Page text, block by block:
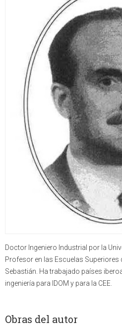
Doctor Ingeniero Industrial por la
Profesor en las Escuelas Superiores
Sebastián. Ha trabajado países
ingeniería para IDOM y para la CEE.
Obras del autor